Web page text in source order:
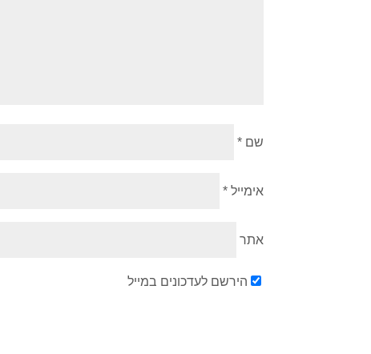
שם*
אימייל*
אתר
הירשם לעדכונים במייל